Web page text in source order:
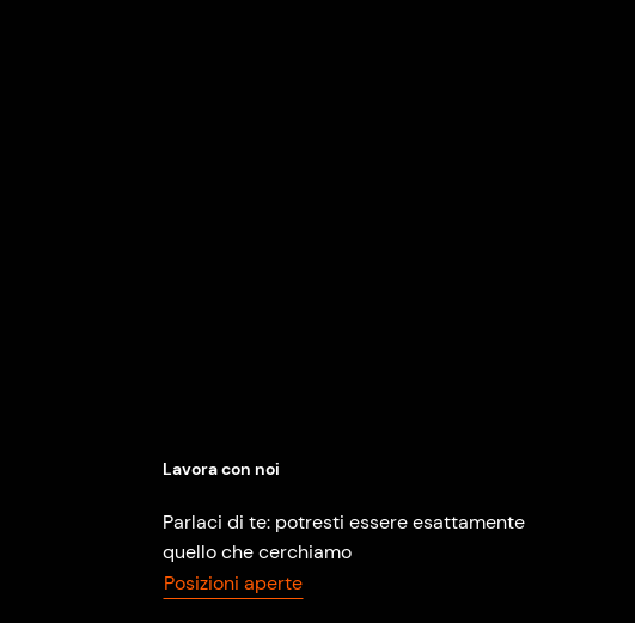
Lavora con noi
Parlaci di te: potresti essere esattamente
quello che cerchiamo
Posizioni aperte